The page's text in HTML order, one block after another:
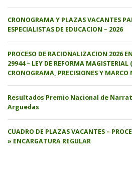
CRONOGRAMA Y PLAZAS VACANTES
ESPECIALISTAS DE EDUCACION – 2026
PROCESO DE RACIONALIZACION 2026
29944 – LEY DE REFORMA MAGISTERIAL
CRONOGRAMA, PRECISIONES Y
Resultados Premio Nacional de
Arguedas
CUADRO DE PLAZAS VACANTES –
» ENCARGATURA REGULAR